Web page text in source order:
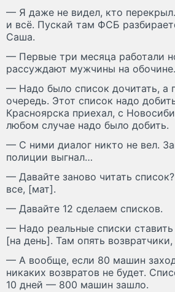
— Я даже не видел, кто
и всё. Пускай там ФСБ
Саша.
— Первые три месяца работали
рассуждают мужчины на обочине.
— Надо было список дочитать, а
очередь. Этот список надо
Красноярска приехал, с
любом случае надо было добить.
— С ними диалог никто не вел.
полиции выгнал…
— Давайте заново читать
все, [мат].
— Давайте 12 сделаем списков.
— Надо реальные списки
[на день]. Там опять
— А вообще, если 80 машин
никаких возвратов не будет.
10 дней — 800 машин зашло.